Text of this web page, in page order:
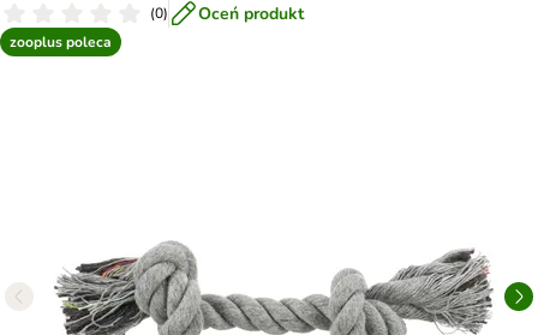
(0) Oceń produkt
zooplus poleca